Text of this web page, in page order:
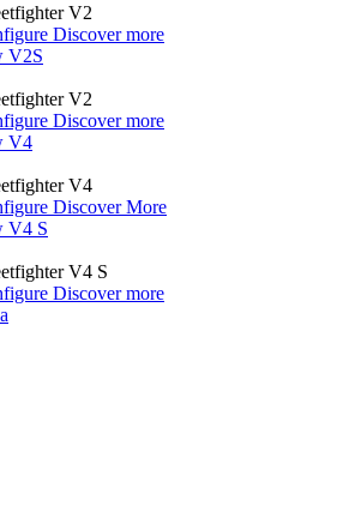
V2
Discover more
V2S
V2
Discover more
V4
V4
Discover More
V4 S
V4 S
Discover more